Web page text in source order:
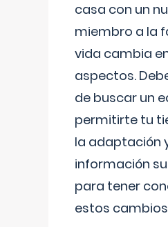
casa con un
miembro a la
vida cambia
aspectos.
de buscar un
permitirte tu
la adaptación
información
para tener
estos